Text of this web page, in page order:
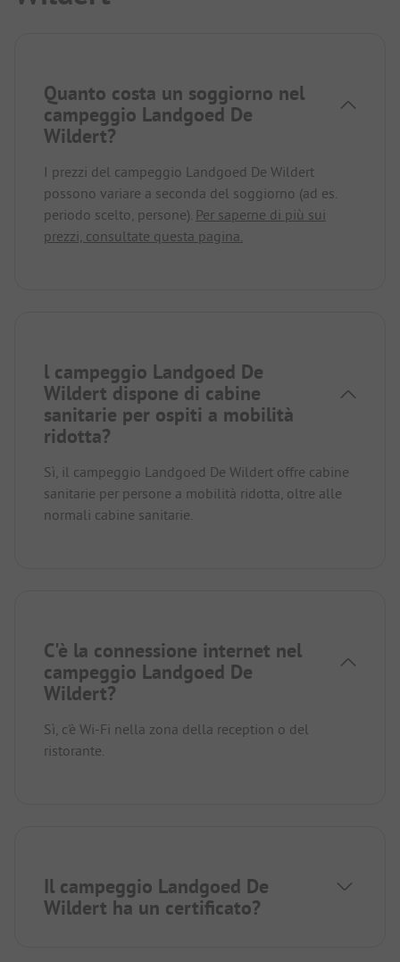
Quanto costa un soggiorno nel
campeggio Landgoed De
Wildert?
I prezzi del campeggio Landgoed De Wildert
possono variare a seconda del soggiorno (ad es.
periodo scelto, persone). Per saperne di più sui
prezzi, consultate questa pagina.
l campeggio Landgoed De
Wildert dispone di cabine
sanitarie per ospiti a mobilità
ridotta?
Sì, il campeggio Landgoed De Wildert offre cabine
sanitarie per persone a mobilità ridotta, oltre alle
normali cabine sanitarie.
C'è la connessione internet nel
campeggio Landgoed De
Wildert?
Sì, c'è Wi-Fi nella zona della reception o del
ristorante.
Il campeggio Landgoed De
Wildert ha un certificato?